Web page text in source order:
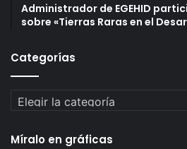
Administrador de EGEHID
sobre «Tierras Raras en el
Categorías
Categorías
Míralo en gráficas